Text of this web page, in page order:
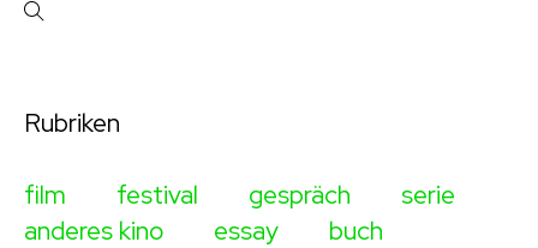
Rubriken
film festival gespräch
serie
anderes kino
essay buch